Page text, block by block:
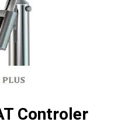
Controler